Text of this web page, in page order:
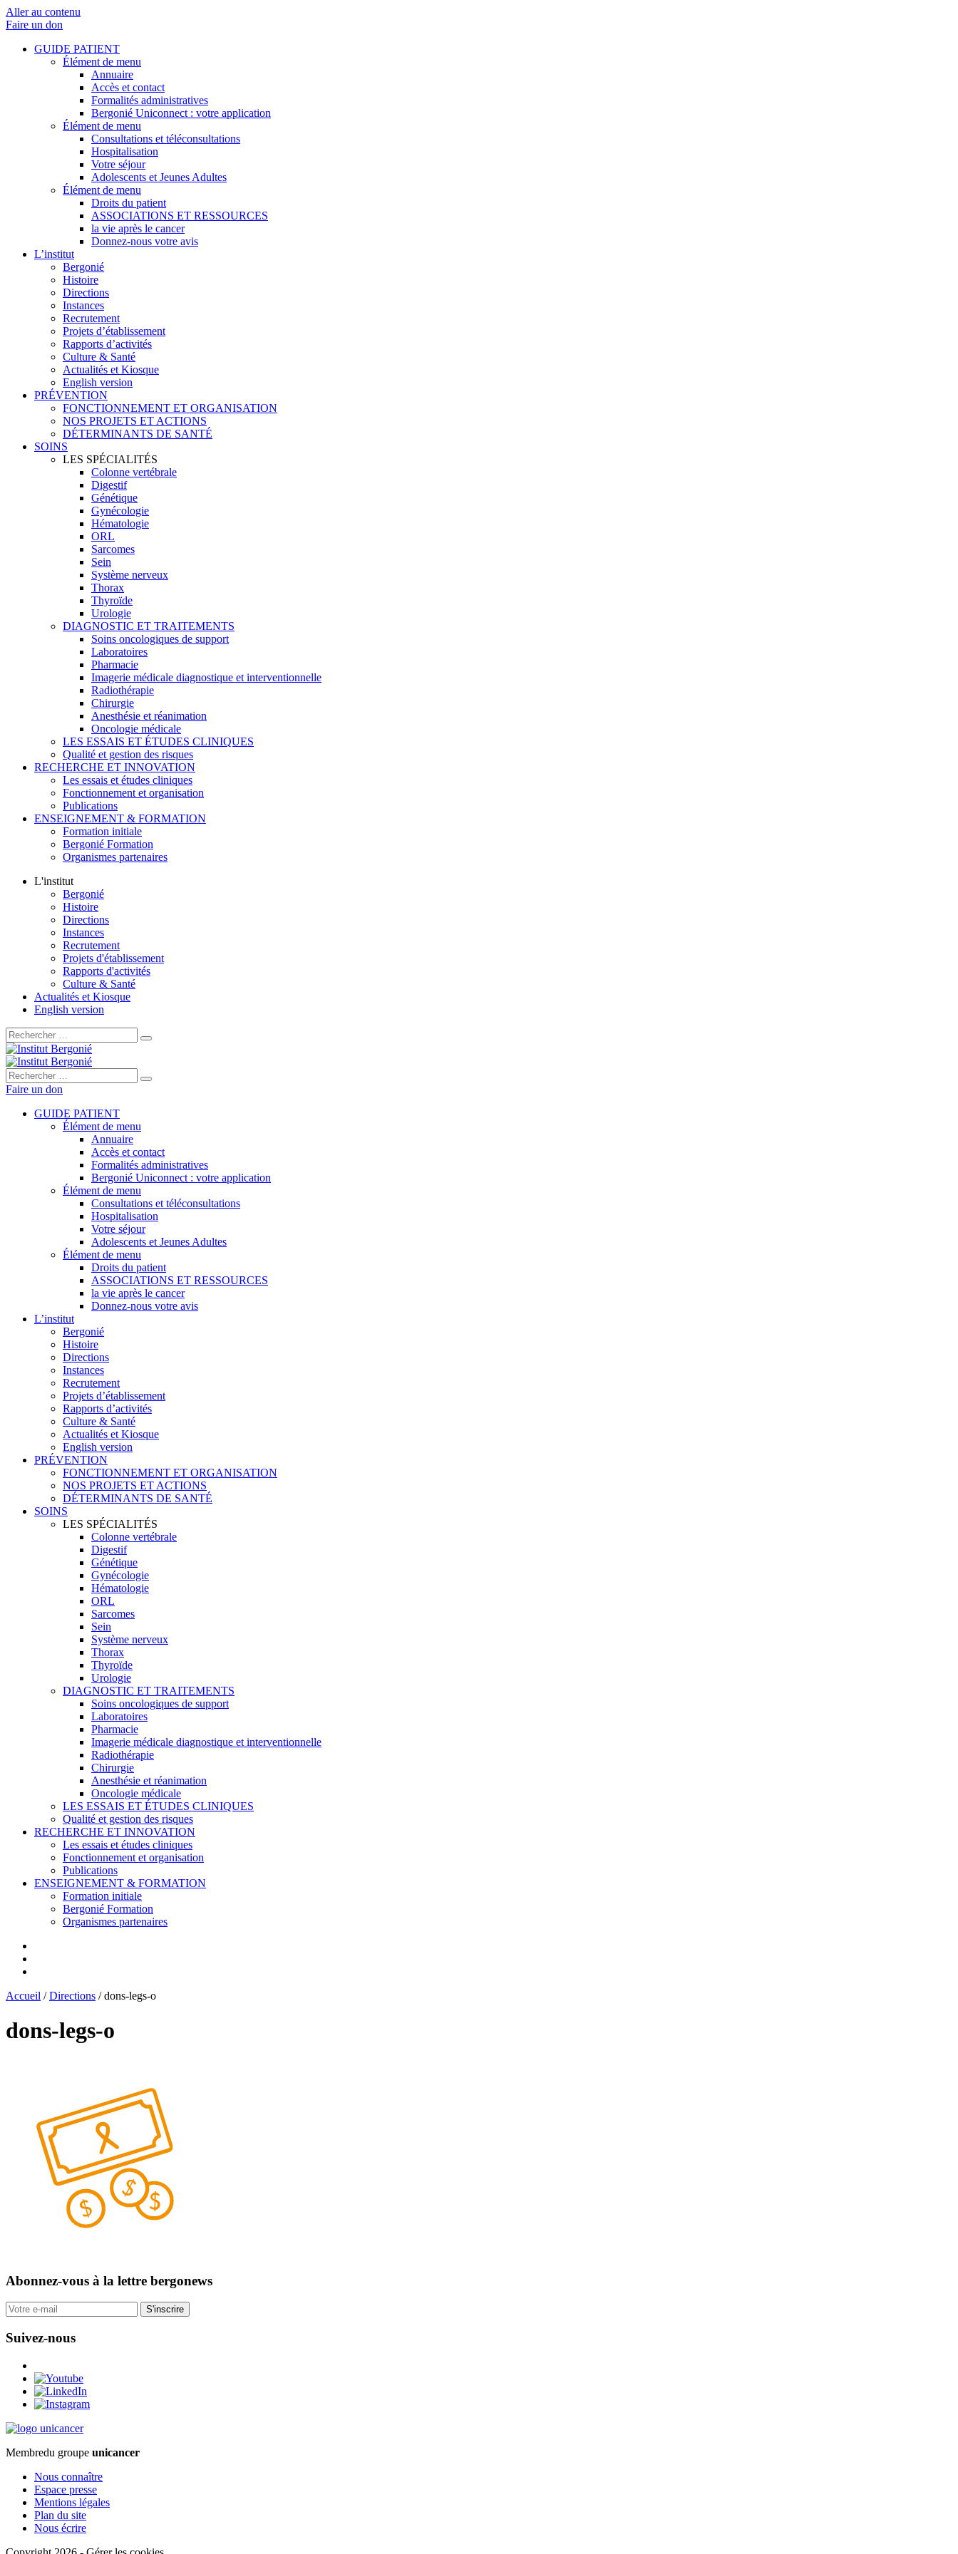
Aller au contenu
Faire un don
GUIDE PATIENT
Élément de menu
Annuaire
Accès et contact
Formalités administratives
Bergonié Uniconnect : votre application
Élément de menu
Consultations et téléconsultations
Hospitalisation
Votre séjour
Adolescents et Jeunes Adultes
Élément de menu
Droits du patient
ASSOCIATIONS ET RESSOURCES
la vie après le cancer
Donnez-nous votre avis
L’institut
Bergonié
Histoire
Directions
Instances
Recrutement
Projets d’établissement
Rapports d’activités
Culture & Santé
Actualités et Kiosque
English version
PRÉVENTION
FONCTIONNEMENT ET ORGANISATION
NOS PROJETS ET ACTIONS
DÉTERMINANTS DE SANTÉ
SOINS
LES SPÉCIALITÉS
Colonne vertébrale
Digestif
Génétique
Gynécologie
Hématologie
ORL
Sarcomes
Sein
Système nerveux
Thorax
Thyroïde
Urologie
DIAGNOSTIC ET TRAITEMENTS
Soins oncologiques de support
Laboratoires
Pharmacie
Imagerie médicale diagnostique et interventionnelle
Radiothérapie
Chirurgie
Anesthésie et réanimation
Oncologie médicale
LES ESSAIS ET ÉTUDES CLINIQUES
Qualité et gestion des risques
RECHERCHE ET INNOVATION
Les essais et études cliniques
Fonctionnement et organisation
Publications
ENSEIGNEMENT & FORMATION
Formation initiale
Bergonié Formation
Organismes partenaires
L'institut
Bergonié
Histoire
Directions
Instances
Recrutement
Projets d'établissement
Rapports d'activités
Culture & Santé
Actualités et Kiosque
English version
Rechercher :
Rechercher :
Faire un don
GUIDE PATIENT
Élément de menu
Annuaire
Accès et contact
Formalités administratives
Bergonié Uniconnect : votre application
Élément de menu
Consultations et téléconsultations
Hospitalisation
Votre séjour
Adolescents et Jeunes Adultes
Élément de menu
Droits du patient
ASSOCIATIONS ET RESSOURCES
la vie après le cancer
Donnez-nous votre avis
L’institut
Bergonié
Histoire
Directions
Instances
Recrutement
Projets d’établissement
Rapports d’activités
Culture & Santé
Actualités et Kiosque
English version
PRÉVENTION
FONCTIONNEMENT ET ORGANISATION
NOS PROJETS ET ACTIONS
DÉTERMINANTS DE SANTÉ
SOINS
LES SPÉCIALITÉS
Colonne vertébrale
Digestif
Génétique
Gynécologie
Hématologie
ORL
Sarcomes
Sein
Système nerveux
Thorax
Thyroïde
Urologie
DIAGNOSTIC ET TRAITEMENTS
Soins oncologiques de support
Laboratoires
Pharmacie
Imagerie médicale diagnostique et interventionnelle
Radiothérapie
Chirurgie
Anesthésie et réanimation
Oncologie médicale
LES ESSAIS ET ÉTUDES CLINIQUES
Qualité et gestion des risques
RECHERCHE ET INNOVATION
Les essais et études cliniques
Fonctionnement et organisation
Publications
ENSEIGNEMENT & FORMATION
Formation initiale
Bergonié Formation
Organismes partenaires
Accueil /Directions /dons-legs-o
dons-legs-o
Abonnez-vous à la lettre bergonews
S'inscrire
Suivez-nous
Membredu groupe unicancer
Nous connaître
Espace presse
Mentions légales
Plan du site
Nous écrire